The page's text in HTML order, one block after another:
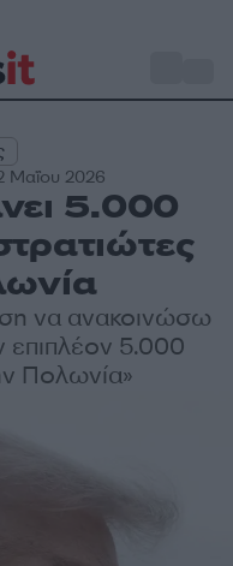
Μαΐου 2026
5.000
να ανακοινώσω
επιπλέον 5.000
Πολωνία»